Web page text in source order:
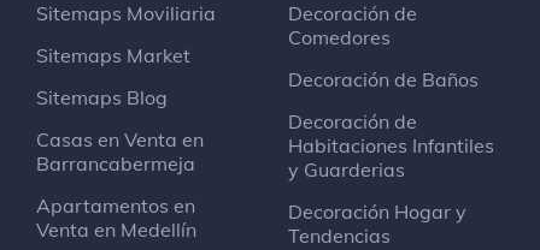
Sitemaps Moviliaria
Sitemaps Market
Sitemaps Blog
Casas en Venta en
Barrancabermeja
Apartamentos en
Venta en Medellín
Decoración de
Comedores
Decoración de Baños
Decoración de
Habitaciones Infantiles
y Guarderias
Decoración Hogar y
Tendencias